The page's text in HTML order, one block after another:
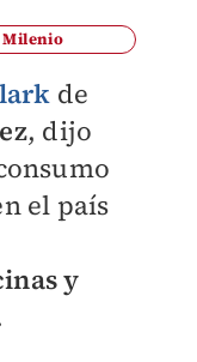
Milenio
de
, dijo
el país
y